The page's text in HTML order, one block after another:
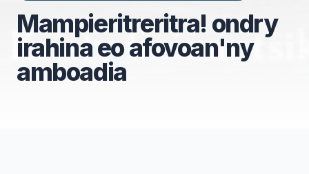
Mampieritreritra! ondry
irahina eo afovoan'ny
amboadia